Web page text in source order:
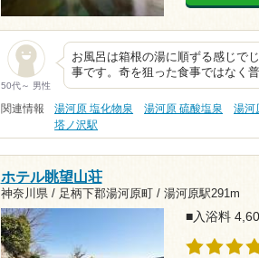
50代～ 男性
お風呂は箱根の湯に順ずる感じで
事です。奇を狙った食事ではなく
関連情報 湯河原 塩化物泉 湯河原 硫酸塩泉 湯河
塔ノ沢駅
ホテル眺望山荘
神奈川県 / 足柄下郡湯河原町 / 湯河原駅291m
■入浴料